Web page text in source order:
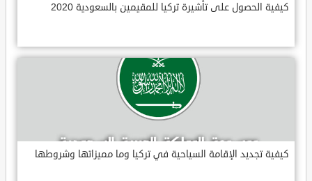
كيفية الحصول على تأشيرة تركيا للمقيمين بالسعودية 2020
كيفية تجديد الإقامة السياحية في تركيا وما مميزاتها وشروطها